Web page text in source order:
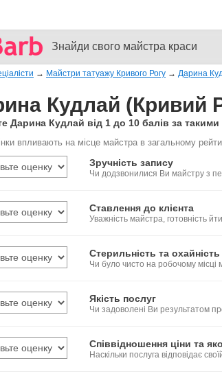
Знайди свого майстра краси
→ Майстри татуажу Кривого Рогу → Дарина
Кудлай (Кривий
Дарина Кудлай від 1 до 10 балів за такими
впливають на місце майстра в загальному
Зручність запису
Чи додзвонилися Ви майстру з
Ставлення до клієнта
Уважність майстра, готовність
Стерильність та охайність
Чи було чисто на робочому
Якість послуг
Чи задоволені Ви результатом
Співвідношення ціни та
Наскільки послуга відповідає